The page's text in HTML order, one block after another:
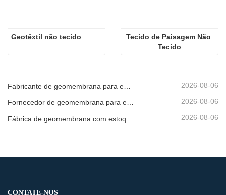
Geotêxtil não tecido
Tecido de Paisagem Não
Tecido
2026-08-06
Fornecedor de geomembrana para envio de emergência 2026-08-06
2026-08-06
CONTATE-NOS